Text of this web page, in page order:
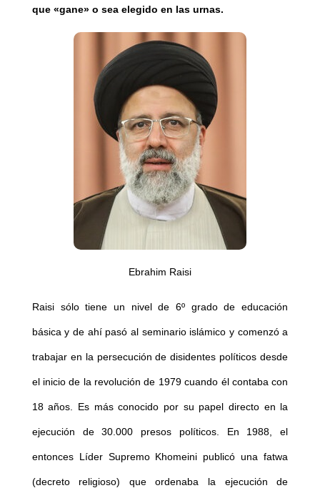
que «gane» o sea elegido en las urnas.
Ebrahim Raisi
Raisi sólo tiene un nivel de 6º grado de educación
básica y de ahí pasó al seminario islámico y comenzó a
trabajar en la persecución de disidentes políticos desde
el inicio de la revolución de 1979 cuando él contaba con
18 años. Es más conocido por su papel directo en la
ejecución de 30.000 presos políticos. En 1988, el
entonces Líder Supremo Khomeini publicó una fatwa
(decreto religioso) que ordenaba la ejecución de